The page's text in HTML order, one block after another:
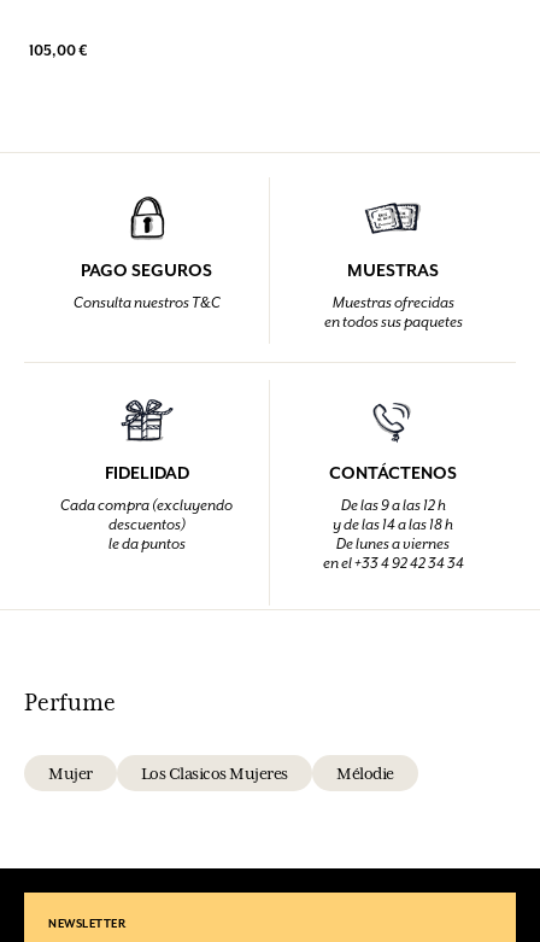
105,00 €
PAGO SEGUROS
Consulta nuestros T&C
MUESTRAS
Muestras ofrecidas
en todos sus paquetes
FIDELIDAD
Cada compra (excluyendo
descuentos)
le da puntos
CONTÁCTENOS
De las 9 a las 12 h
y de las 14 a las 18 h
De lunes a viernes
en el +33 4 92 42 34 34
Perfume
Mujer Los Clasicos Mujeres Mélodie
NEWSLETTER